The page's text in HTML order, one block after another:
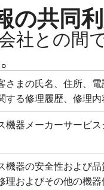
の共同
社との間
さまの氏名、住所、
する修理履歴、修理
機器メーカーサービ
機器の安全性および
理およびその他の機